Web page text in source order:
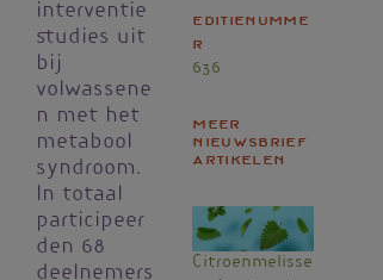
interventie
studies uit
bij
volwassene
n met het
metabool
syndroom.
In totaal
participeer
den 68
deelnemers
Editienumme
r
636
Meer
nieuwsbrief
artikelen
Citroenmelisse